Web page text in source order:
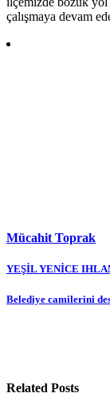
çalışmaya devam
Mücahit Toprak
Yazı
gezinmesi
YEŞİL YENİCE
Belediye camilerini
Related Posts